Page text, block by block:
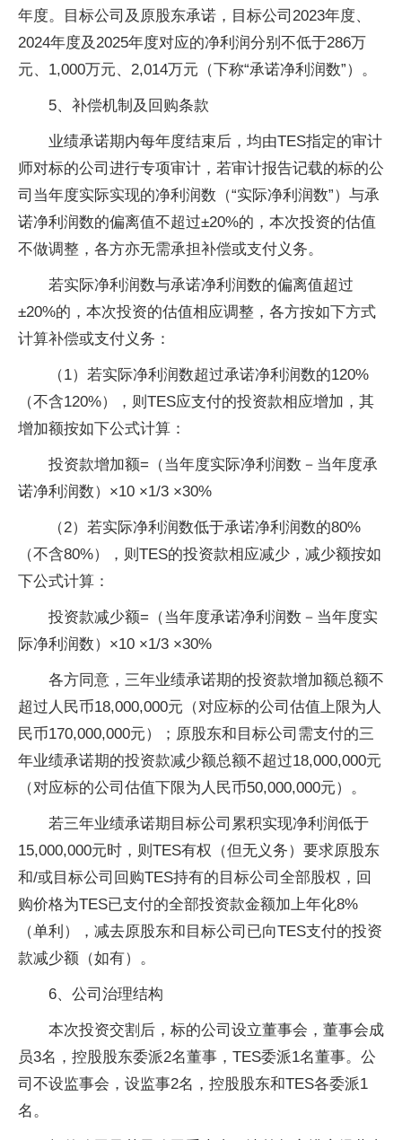
年度。目标公司及原股东承诺，目标公司2023年度、
2024年度及2025年度对应的净利润分别不低于286万
元、1,000万元、2,014万元（下称“承诺净利润数”）。
5、补偿机制及回购条款
业绩承诺期内每年度结束后，均由TES指定的审计
师对标的公司进行专项审计，若审计报告记载的标的公
司当年度实际实现的净利润数（“实际净利润数”）与承
诺净利润数的偏离值不超过±20%的，本次投资的估值
不做调整，各方亦无需承担补偿或支付义务。
若实际净利润数与承诺净利润数的偏离值超过
±20%的，本次投资的估值相应调整，各方按如下方式
计算补偿或支付义务：
（1）若实际净利润数超过承诺净利润数的120%
（不含120%），则TES应支付的投资款相应增加，其
增加额按如下公式计算：
投资款增加额=（当年度实际净利润数－当年度承
诺净利润数）×10 ×1/3 ×30%
（2）若实际净利润数低于承诺净利润数的80%
（不含80%），则TES的投资款相应减少，减少额按如
下公式计算：
投资款减少额=（当年度承诺净利润数－当年度实
际净利润数）×10 ×1/3 ×30%
各方同意，三年业绩承诺期的投资款增加额总额不
超过人民币18,000,000元（对应标的公司估值上限为人
民币170,000,000元）；原股东和目标公司需支付的三
年业绩承诺期的投资款减少额总额不超过18,000,000元
（对应标的公司估值下限为人民币50,000,000元）。
若三年业绩承诺期目标公司累积实现净利润低于
15,000,000元时，则TES有权（但无义务）要求原股东
和/或目标公司回购TES持有的目标公司全部股权，回
购价格为TES已支付的全部投资款金额加上年化8%
（单利），减去原股东和目标公司已向TES支付的投资
款减少额（如有）。
6、公司治理结构
本次投资交割后，标的公司设立董事会，董事会成
员3名，控股股东委派2名董事，TES委派1名董事。公
司不设监事会，设监事2名，控股股东和TES各委派1
名。